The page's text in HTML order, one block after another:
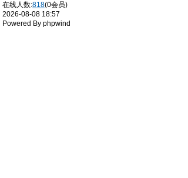
在线人数:818(0会员)
2026-08-08 18:57
Powered By phpwind